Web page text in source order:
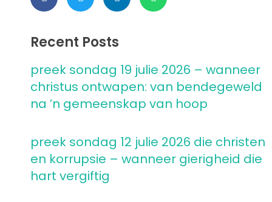
Recent Posts
preek sondag 19 julie 2026 – wanneer
christus ontwapen: van bendegeweld
na ’n gemeenskap van hoop
preek sondag 12 julie 2026 die christen
en korrupsie – wanneer gierigheid die
hart vergiftig